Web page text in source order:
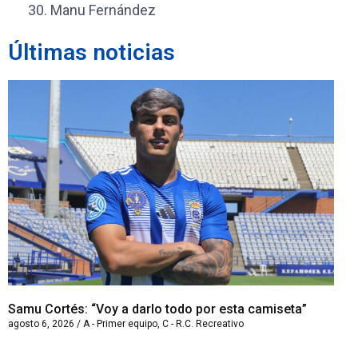
30. Manu Fernández
Últimas noticias
Samu Cortés: “Voy a darlo todo por esta camiseta”
agosto 6, 2026 / A - Primer equipo C - R.C. Recreativo